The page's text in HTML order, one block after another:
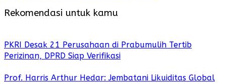
Rekomendasi untuk kamu
PKRI Desak 21 Perusahaan di Prabumulih Tertib
Perizinan, DPRD Siap Verifikasi
Prof. Harris Arthur Hedar: Jembatani Likuiditas Global